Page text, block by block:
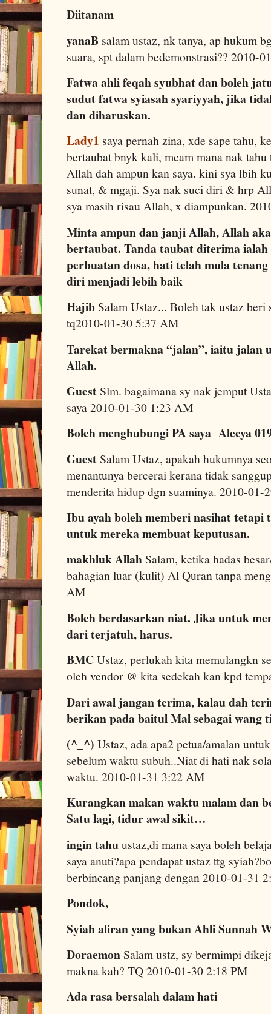
Diitanam
yanaB salam ustaz, nk tanya, ap hukum
suara, spt dalam bedemonstrasi?? 2010-
Fatwa ahli feqah syubhat dan boleh
sudut fatwa syiasah syariyyah, jika
dan diharuskan.
Lady1 saya pernah zina, xde sape tahu,
bertaubat bnyk kali, mcam mana nak tahu
Allah dah ampun kan saya. kini sya lbih
sunat, & mgaji. Sya nak suci diri & hrp
sya masih risau Allah, x diampunkan.
Minta ampun dan janji Allah, Allah
bertaubat. Tanda taubat diterima
perbuatan dosa, hati telah mula
diri menjadi lebih baik
HajibSalam Ustaz... Boleh tak ustaz beri
tq2010-01-30 5:37 AM
Tarekat bermakna “jalan”, iaitu jalan
Allah.
GuestSlm. bagaimana sy nak jemput
saya 2010-01-30 1:23 AM
Boleh menghubungi PA saya Aleeya
GuestSalam Ustaz, apakah hukumnya
menantunya bercerai kerana tidak
menderita hidup dgn suaminya. 2010-01-
Ibu ayah boleh memberi nasihat tetapi
untuk mereka membuat keputusan.
makhluk AllahSalam, ketika hadas
bahagian luar (kulit) Al Quran tanpa
AM
Boleh berdasarkan niat. Jika untuk
dari terjatuh, harus.
BMCUstaz, perlukah kita memulangkn
oleh vendor @ kita sedekah kan kpd
Dari awal jangan terima, kalau dah
berikan pada baitul Mal sebagai wang
(^_^) Ustaz, ada apa2 petua/amalan
sebelum waktu subuh..Niat di hati nak
waktu. 2010-01-31 3:22 AM
Kurangkan makan waktu malam dan
Satu lagi, tidur awal sikit…
ingin tahuustaz,di mana saya boleh
saya anuti?apa pendapat ustaz ttg
berbincang panjang dengan 2010-01-31
Pondok,
Syiah aliran yang bukan Ahli Sunnah
DoraemonSalam ustz, sy bermimpi
makna kah? TQ 2010-01-30 2:18 PM
Ada rasa bersalah dalam hati